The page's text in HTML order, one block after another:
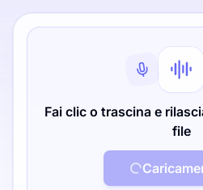
Fai clic o trascina e
file